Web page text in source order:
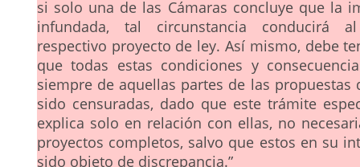
si solo una de las Cámaras concluye que la
infundada, tal circunstancia conducirá
respectivo proyecto de ley. Así mismo, debe
que todas estas condiciones y
siempre de aquellas partes de las propuestas
sido censuradas, dado que este trámite
explica solo en relación con ellas, no
proyectos completos, salvo que estos en su
sido objeto de discrepancia.”